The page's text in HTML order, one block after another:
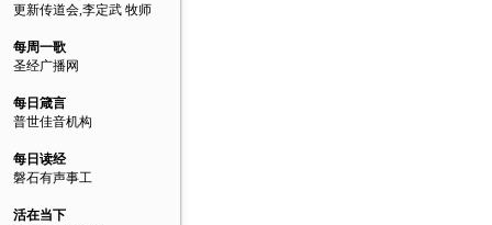
更新传道会,李定武 牧师
每周一歌
圣经广播网
每日箴言
普世佳音机构
每日读经
磐石有声事工
活在当下